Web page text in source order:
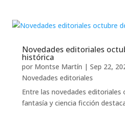
Novedades editoriales
histórica
por Montse Martín | Sep 22,
Novedades editoriales
Entre las novedades editoriales
fantasía y ciencia ficción